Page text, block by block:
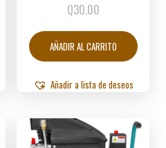
Q30.00
AÑADIR AL CARRITO
Añadir a lista de deseos